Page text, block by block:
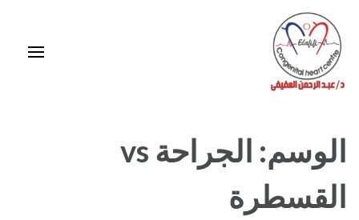
المحتوى
(اضغط
Enter)
الوسم:
الجراحة vs
القسطرة